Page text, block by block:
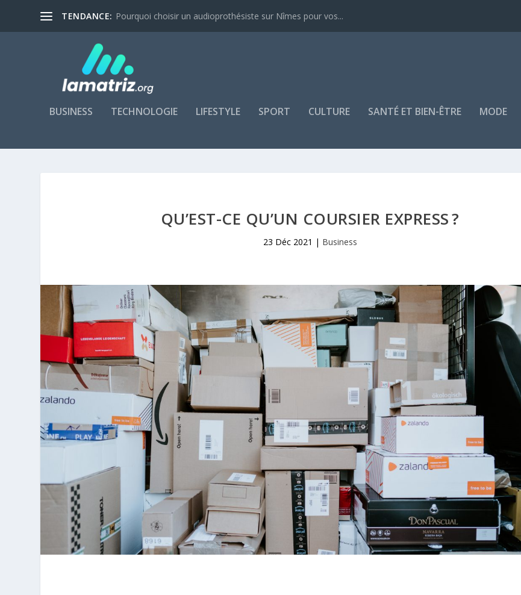
TENDANCE: Pourquoi choisir un audioprothésiste sur Nîmes pour vos...
BUSINESS TECHNOLOGIE LIFESTYLE SPORT CULTURE SANTÉ ET BIEN-ÊTRE MODE
QU’EST-CE QU’UN COURSIER EXPRESS ?
23 Déc 2021 | Business